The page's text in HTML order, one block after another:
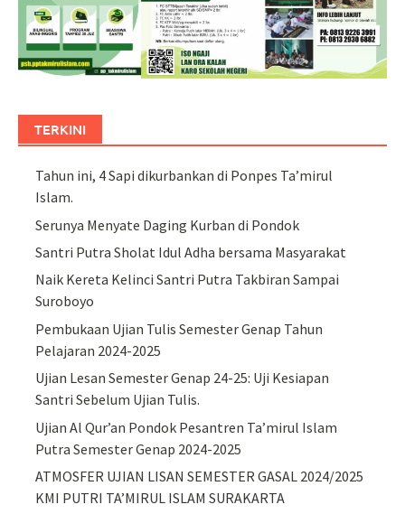
TERKINI
Tahun ini, 4 Sapi dikurbankan di Ponpes Ta’mirul
Islam.
Serunya Menyate Daging Kurban di Pondok
Santri Putra Sholat Idul Adha bersama Masyarakat
Naik Kereta Kelinci Santri Putra Takbiran Sampai
Suroboyo
Pembukaan Ujian Tulis Semester Genap Tahun
Pelajaran 2024-2025
Ujian Lesan Semester Genap 24-25: Uji Kesiapan
Santri Sebelum Ujian Tulis.
Ujian Al Qur’an Pondok Pesantren Ta’mirul Islam
Putra Semester Genap 2024-2025
ATMOSFER UJIAN LISAN SEMESTER GASAL 2024/2025
KMI PUTRI TA’MIRUL ISLAM SURAKARTA